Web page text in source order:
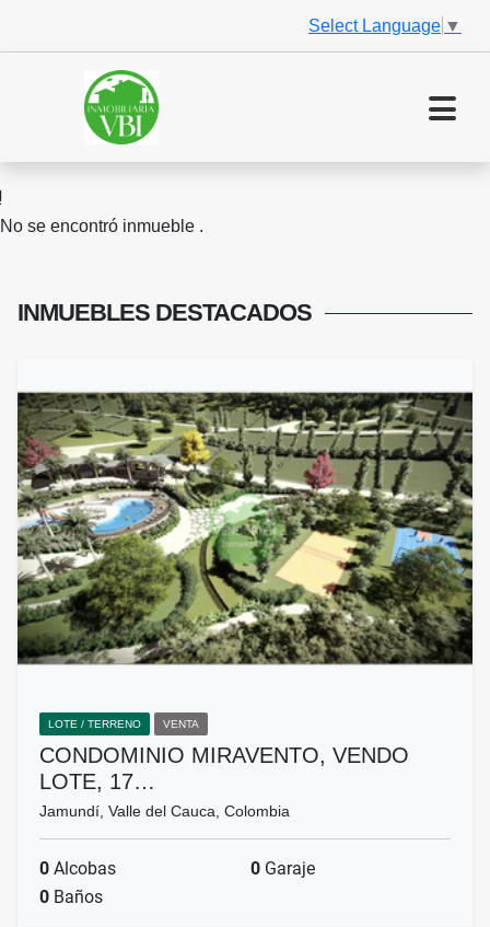
Select Language ▼
No se encontró inmueble .
INMUEBLES DESTACADOS
LOTE / TERRENO VENTA
CONDOMINIO MIRAVENTO, VENDO
LOTE, 17…
Jamundí, Valle del Cauca, Colombia
0 Alcobas 0 Garaje
0 Baños